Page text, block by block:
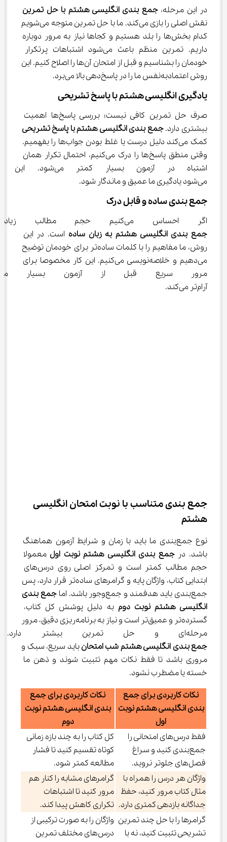
در این مرحله، جمع بندی انگلیسی هشتم با حل تمرین
نقش اصلی را بازی می‌کند. ما با حل تمرین متوجه می‌شویم
کدام بخش‌ها را بلد هستیم و کجاها نیاز به مرور دوباره
داریم. تمرین منظم باعث می‌شود اشتباهات پرتکرار
خودمان را بشناسیم و قبل از امتحان آن‌ها را اصلاح کنیم. این
روش اعتمادبه‌نفس ما را در پاسخ‌دهی بالا می‌برد.
یادگیری انگلیسی هشتم با پاسخ تشریحی
صرف حل تمرین کافی نیست؛ بررسی پاسخ‌ها اهمیت
بیشتری دارد. جمع بندی انگلیسی هشتم با پاسخ تشریحی
کمک می‌کند دلیل درست یا غلط بودن جواب‌ها را بفهمیم.
وقتی منطق پاسخ‌ها را درک می‌کنیم، احتمال تکرار همان
اشتباه در آزمون بسیار
می‌شود یادگیری ما عمیق و ماندگار شود.
جمع بندی ساده و قابل درک
اگر احساس می‌کنیم حجم مطالب زیاد است، بهترین انتخاب
جمع بندی انگلیسی هشتم به زبان ساده است. در این
روش، ما مفاهیم را با کلمات ساده‌تر برای خودمان توضیح
می‌دهیم و خلاصه‌نویسی می‌کنیم. این کار مخصوصا برای
مرور سریع قبل از آزمون
آرام‌تر می‌کند.
جمع ‌بندی متناسب با نوبت امتحان انگلیسی
هشتم
نوع جمع‌بندی ما باید با زمان و شرایط آزمون هماهنگ
باشد. در جمع بندی انگلیسی هشتم نوبت اول معمولا
حجم مطالب کمتر است و تمرکز اصلی روی درس‌های
ابتدایی کتاب، واژگان پایه و گرامرهای ساده‌تر قرار دارد، پس
جمع‌بندی باید هدفمند و جمع‌وجور باشد. اما
جمع بندی
انگلیسی هشتم نوبت دوم به دلیل پوشش کل کتاب،
گسترده‌تر و عمیق‌تر است و نیاز به برنامه‌ریزی دقیق، مرور
مرحله‌ای و حل تمرین بیشتر دارد. در روزهای پایانی هم
جمع بندی انگلیسی هشتم شب امتحان باید سریع، سبک و
مروری باشد تا فقط نکات مهم تثبیت شوند و ذهن ما
خسته یا مضطرب نشود.
نکات کاربردی برای جمع
بندی انگلیسی هشتم نوبت
اول
نکات کاربردی برای جمع
بندی انگلیسی هشتم نوبت
دوم
فقط درس‌های امتحانی را
جمع‌بندی کنید و سراغ
فصل‌های جلوتر نروید.
کل کتاب را به چند بازه زمانی
کوتاه تقسیم کنید تا فشار
مطالعه کمتر شود.
واژگان هر درس را همراه با
مثال کتاب مرور کنید، حفظ
جداگانه بازدهی کمتری دارد.
گرامرهای مشابه را کنار هم
مرور کنید تا اشتباهات
تکراری کاهش پیدا کند.
گرامرها را با حل چند تمرین
تشریحی تثبیت کنید، نه با
واژگان را به صورت ترکیبی از
درس‌های مختلف تمرین